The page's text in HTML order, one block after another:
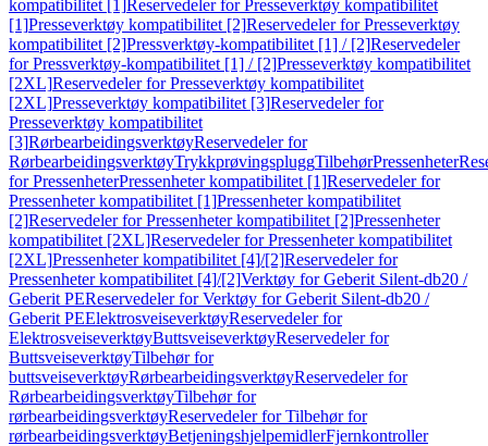
kompatibilitet [1]Reservedeler for Presseverktøy kompatibilitet
[1]Presseverktøy kompatibilitet [2]Reservedeler for Presseverktøy
kompatibilitet [2]Pressverktøy-kompatibilitet [1] / [2]Reservedeler
for Pressverktøy-kompatibilitet [1] / [2]Presseverktøy kompatibilitet
[2XL]Reservedeler for Presseverktøy kompatibilitet
[2XL]Presseverktøy kompatibilitet [3]Reservedeler for
Presseverktøy kompatibilitet
[3]RørbearbeidingsverktøyReservedeler for
RørbearbeidingsverktøyTrykkprøvingspluggTilbehørPressenheter
for PressenheterPressenheter kompatibilitet [1]Reservedeler for
Pressenheter kompatibilitet [1]Pressenheter kompatibilitet
[2]Reservedeler for Pressenheter kompatibilitet [2]Pressenheter
kompatibilitet [2XL]Reservedeler for Pressenheter kompatibilitet
[2XL]Pressenheter kompatibilitet [4]/[2]Reservedeler for
Pressenheter kompatibilitet [4]/[2]Verktøy for Geberit Silent-db20 /
Geberit PEReservedeler for Verktøy for Geberit Silent-db20 /
Geberit PEElektrosveiseverktøyReservedeler for
ElektrosveiseverktøyButtsveiseverktøyReservedeler for
ButtsveiseverktøyTilbehør for
buttsveiseverktøyRørbearbeidingsverktøyReservedeler for
RørbearbeidingsverktøyTilbehør for
rørbearbeidingsverktøyReservedeler for Tilbehør for
rørbearbeidingsverktøyBetjeningshjelpemidlerFjernkontroller